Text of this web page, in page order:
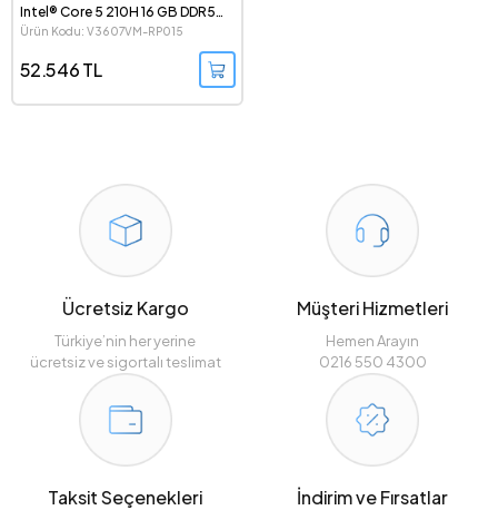
Intel® Core 5 210H 16 GB DDR5
RAM 512 GB SSD GeForce RTX
144Hz Gaming Notebook
Ürün Kodu: V3607VM-RP015
52.546 TL
Ücretsiz Kargo
Türkiye’nin her yerine
ücretsiz ve sigortalı teslimat
Müşteri Hizmetleri
Hemen Arayın
0216 550 4300
Taksit Seçenekleri İndirim ve Fırsatlar